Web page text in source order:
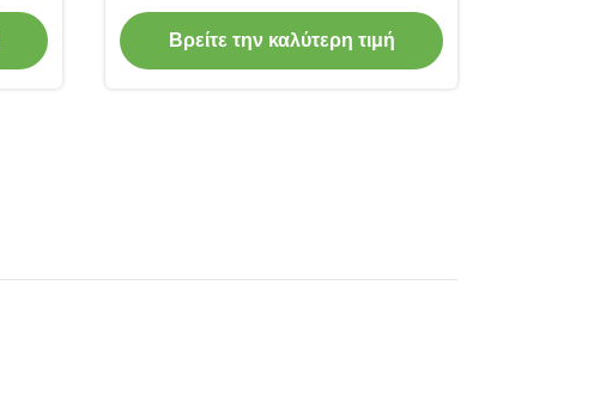
RS422 και συντελεστή τυχαίας
πορείας ≤0,03°/√h
Βρείτε την καλύτερη τιμή